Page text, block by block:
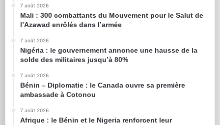
7 août 2026
Mali : 300 combattants du Mouvement pour le Salut de
l’Azawad enrôlés dans l’armée
7 août 2026
Nigéria : le gouvernement annonce une hausse de la
solde des militaires jusqu’à 80%
7 août 2026
Bénin – Diplomatie : le Canada ouvre sa première
ambassade à Cotonou
7 août 2026
Afrique : le Bénin et le Nigeria renforcent leur